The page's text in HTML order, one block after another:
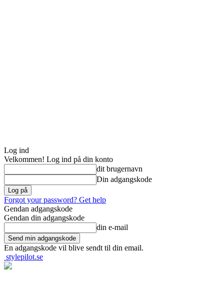
Log ind
Velkommen! Log ind på din konto
dit brugernavn
Din adgangskode
Forgot your password? Get help
Gendan adgangskode
Gendan din adgangskode
din e-mail
En adgangskode vil blive sendt til din email.
stylepilot.se